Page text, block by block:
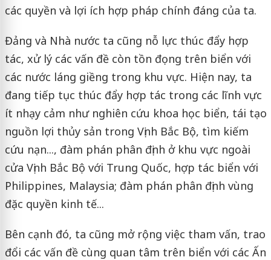
các quyền và lợi ích hợp pháp chính đáng của ta.
Đảng và Nhà nước ta cũng nỗ lực thúc đẩy hợp
tác, xử lý các vấn đề còn tồn đọng trên biển với
các nước láng giềng trong khu vực. Hiện nay, ta
đang tiếp tục thúc đẩy hợp tác trong các lĩnh vực
ít nhạy cảm như nghiên cứu khoa học biển, tái tạo
nguồn lợi thủy sản trong Vịnh Bắc Bộ, tìm kiếm
cứu nạn..., đàm phán phân định ở khu vực ngoài
cửa Vịnh Bắc Bộ với Trung Quốc, hợp tác biển với
Philippines, Malaysia; đàm phán phân định vùng
đặc quyền kinh tế...
Bên cạnh đó, ta cũng mở rộng việc tham vấn, trao
đổi các vấn đề cùng quan tâm trên biển với các Ấn